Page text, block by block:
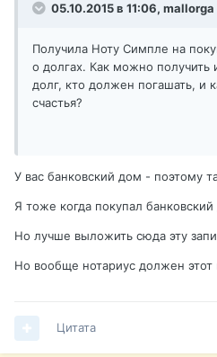
05.10.2015 в 11:06, mallorga
Получила Ноту Симпле на
о долгах. Как можно получить
долг, кто должен погашать, и
счастья?
У вас банковский дом - поэтому
Я тоже когда покупал
Но лучше выложить сюда эту
Но вообще нотариус должен этот
Цитата